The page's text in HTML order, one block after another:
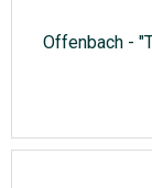
Offenbach -